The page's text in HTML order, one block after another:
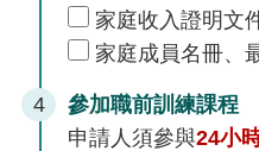
家庭收入證明文
家庭成員名冊、
4
參加職前訓練課程
申請人須參與24小